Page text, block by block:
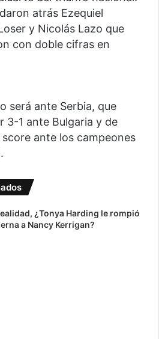
atrás Ezequiel
y Nicolás Lazo que
con doble cifras en
será ante Serbia, que
3-1 ante Bulgaria y de
ante los campeones
¿Tonya Harding le rompió
a Nancy Kerrigan?